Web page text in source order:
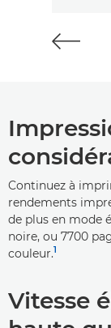
Continuez à
rendements
de plus en mode
noire, ou 7700
couleur.1
Vitesse